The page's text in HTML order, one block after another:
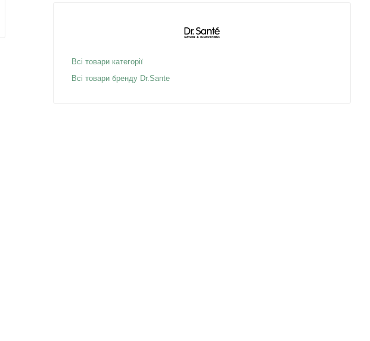
Всі товари категорії
Всі товари бренду Dr.Sante